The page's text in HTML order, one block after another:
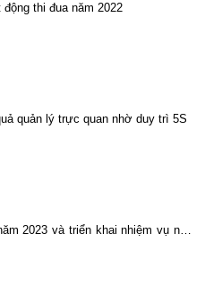
thi đua năm 2022
quản lý trực quan nhờ duy trì 5S
2023 và triển khai nhiệm vụ năm